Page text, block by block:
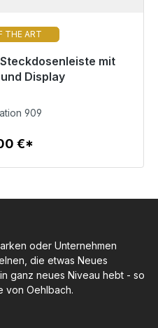
THE ART
mit
Display
Lieferzeit 48h*
909
€*
oder Unternehmen
die etwas Neues
ganz neues Niveau hebt - so
von Oehlbach.